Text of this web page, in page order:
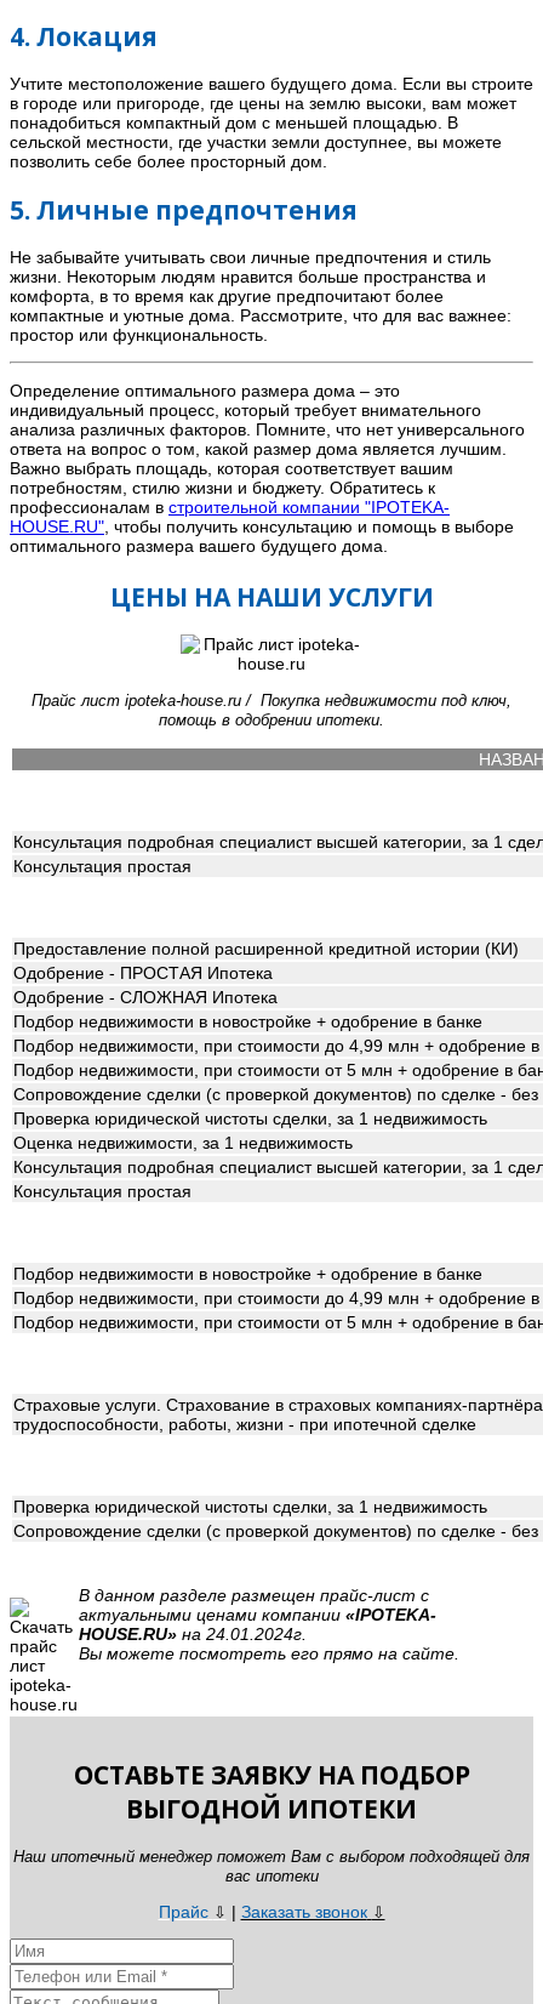
4. Локация
Учтите местоположение вашего будущего дома. Если вы строите
в городе или пригороде, где цены на землю высоки, вам может
понадобиться компактный дом с меньшей площадью. В
сельской местности, где участки земли доступнее, вы можете
позволить себе более просторный дом.
5. Личные предпочтения
Не забывайте учитывать свои личные предпочтения и стиль
жизни. Некоторым людям нравится больше пространства и
комфорта, в то время как другие предпочитают более
компактные и уютные дома. Рассмотрите, что для вас важнее:
простор или функциональность.
Определение оптимального размера дома – это
индивидуальный процесс, который требует внимательного
анализа различных факторов. Помните, что нет универсального
ответа на вопрос о том, какой размер дома является лучшим.
Важно выбрать площадь, которая соответствует вашим
потребностям, стилю жизни и бюджету. Обратитесь к
профессионалам в строительной компании "IPOTEKA-
HOUSE.RU" , чтобы получить консультацию и помощь в выборе
оптимального размера вашего будущего дома.
ЦЕНЫ НА НАШИ УСЛУГИ
Прайс лист ipoteka-house.ru / Покупка недвижимости под ключ,
помощь в одобрении ипотеки.
Консультация подробная специалист высшей категории, за 1
Консультация простая
Предоставление полной расширенной кредитной истории (КИ)
Одобрение - ПРОСТАЯ Ипотека
Одобрение - СЛОЖНАЯ Ипотека
Подбор недвижимости в новостройке + одобрение в банке
Подбор недвижимости, при стоимости до 4,99 млн + одобрение в
Подбор недвижимости, при стоимости от 5 млн + одобрение в
Сопровождение сделки (с проверкой документов) по сделке -
Проверка юридической чистоты сделки, за 1 недвижимость
Оценка недвижимости, за 1 недвижимость
Консультация подробная специалист высшей категории, за 1
Консультация простая
Подбор недвижимости в новостройке + одобрение в банке
Подбор недвижимости, при стоимости до 4,99 млн + одобрение в
Подбор недвижимости, при стоимости от 5 млн + одобрение в
Страховые услуги. Страхование в страховых компаниях-
трудоспособности, работы, жизни - при ипотечной сделке
Проверка юридической чистоты сделки, за 1 недвижимость
Сопровождение сделки (с проверкой документов) по сделке -
В данном разделе размещен прайс-лист с
актуальными ценами компании «IPOTEKA-
HOUSE.RU» на 24.01.2024г.
Вы можете посмотреть его прямо на сайте.
ОСТАВЬТЕ ЗАЯВКУ НА ПОДБОР
ВЫГОДНОЙ ИПОТЕКИ
Наш ипотечный менеджер поможет Вам с выбором подходящей для
вас ипотеки
Прайс ⇩ | Заказать звонок ⇩